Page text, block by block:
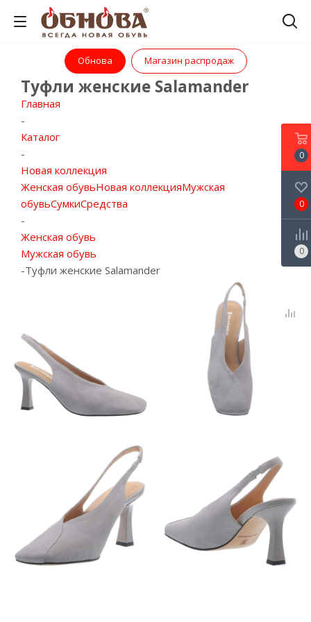
Обнова Магазин распродаж
Туфли женские Salamander
Главная
-
Каталог
-
Новая коллекция
Женская обувьНовая коллекцияМужская
обувьСумкиСредства
-
Женская обувь
Мужская обувь
-Туфли женские Salamander
0
0
0